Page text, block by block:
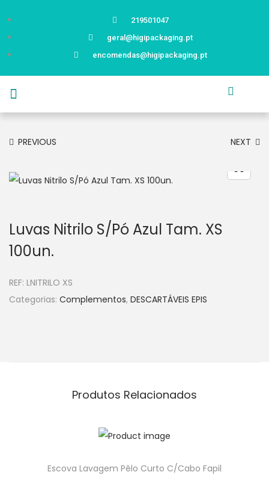
219501047
geral@higipackaging.pt
encomendas@higipackaging.pt
PREVIOUS NEXT
Luvas Nitrilo S/Pó Azul Tam. XS
100un.
REF: LNITRILO XS
Categorias: Complementos, DESCARTÁVEIS EPIS
Produtos Relacionados
Escova Lavagem Pêlo Curto C/Cabo Fapil